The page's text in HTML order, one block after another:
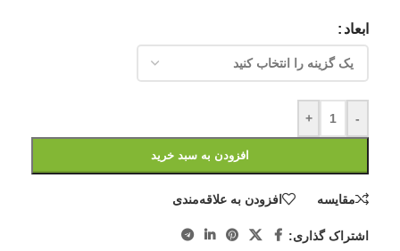
ابعاد
-
+
افزودن به سبد خرید
مقایسه افزودن به علاقه‌مندی
اشتراک گذاری: